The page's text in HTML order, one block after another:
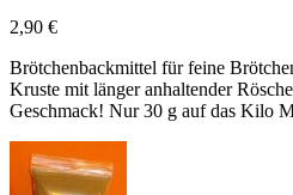
2,90 €
Brötchenbackmittel für feine
Kruste mit länger anhaltender
Geschmack! Nur 30 g auf das Kilo